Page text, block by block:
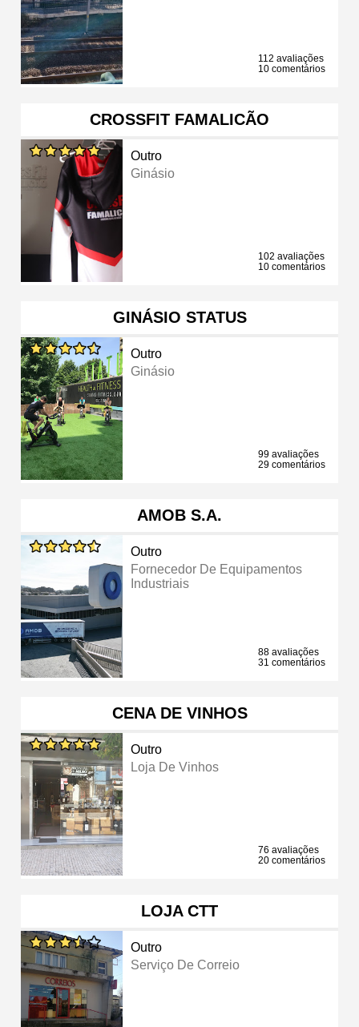
112 avaliações
10 comentários
CROSSFIT FAMALICÃO
Outro
Ginásio
102 avaliações
10 comentários
GINÁSIO STATUS
Outro
Ginásio
99 avaliações
29 comentários
AMOB S.A.
Outro
Fornecedor De Equipamentos
Industriais
88 avaliações
31 comentários
CENA DE VINHOS
Outro
Loja De Vinhos
76 avaliações
20 comentários
LOJA CTT
Outro
Serviço De Correio